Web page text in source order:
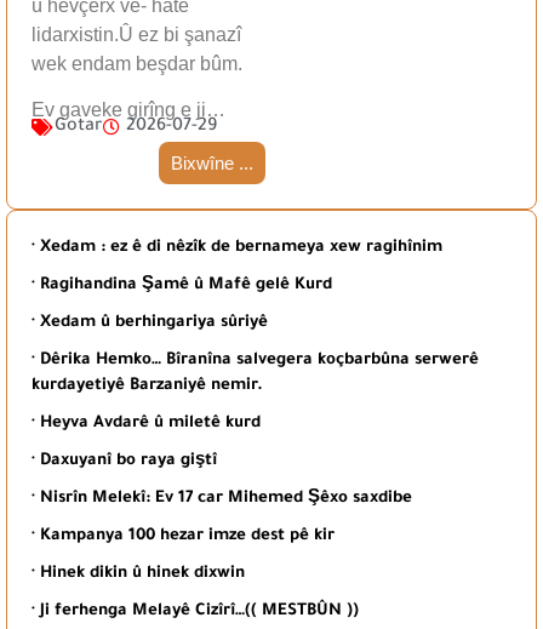
û hevçerx ve- hate
lidarxistin.Û ez bi şanazî
wek endam beşdar bûm.
Ev gaveke girîng e ji…
Gotar 2026-07-29
Bixwîne ...
· Xedam : ez ê di nêzîk de bernameya xew ragihînim
· Ragihandina Şamê û Mafê gelê Kurd
· Xedam û berhingariya sûriyê
· Dêrika Hemko… Bîranîna salvegera koçbarbûna serwerê
kurdayetiyê Barzaniyê nemir.
· Heyva Avdarê û miletê kurd
· Daxuyanî bo raya giştî
· Nisrîn Melekî: Ev 17 car Mihemed Şêxo saxdibe
· Kampanya 100 hezar imze dest pê kir
· Hinek dikin û hinek dixwin
· Ji ferhenga Melayê Cizîrî…(( MESTBÛN ))